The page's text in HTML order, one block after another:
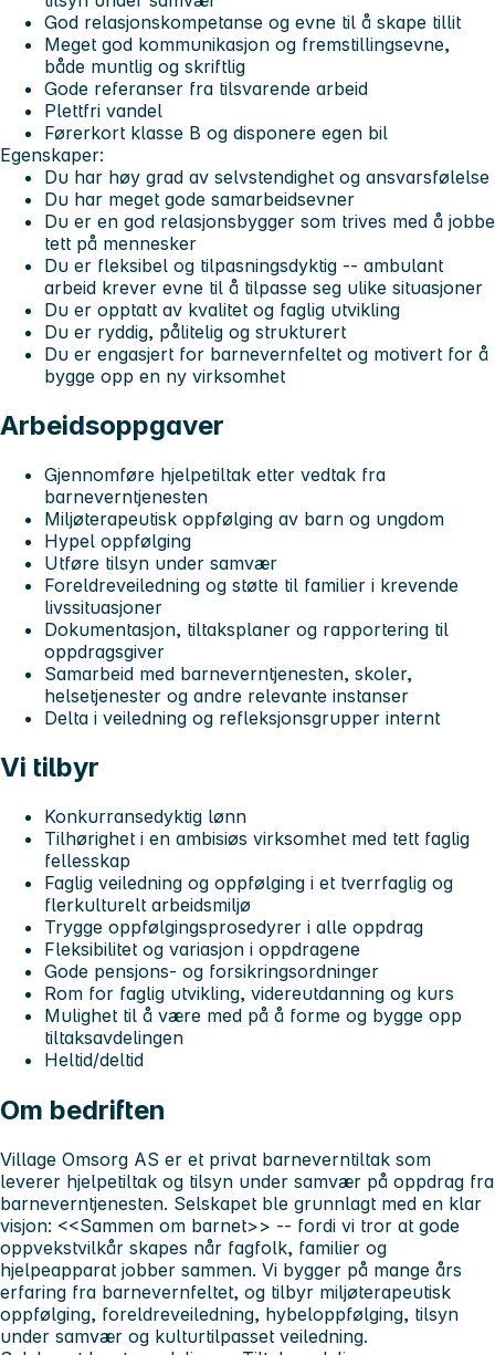
God relasjonskompetanse og evne til å skape tillit
Meget god kommunikasjon og fremstillingsevne,
både muntlig og skriftlig
Gode referanser fra tilsvarende arbeid
Plettfri vandel
Førerkort klasse B og disponere egen bil
Egenskaper:
Du har høy grad av selvstendighet og ansvarsfølelse
Du har meget gode samarbeidsevner
Du er en god relasjonsbygger som trives med å jobbe
tett på mennesker
Du er fleksibel og tilpasningsdyktig -- ambulant
arbeid krever evne til å tilpasse seg ulike situasjoner
Du er opptatt av kvalitet og faglig utvikling
Du er ryddig, pålitelig og strukturert
Du er engasjert for barnevernfeltet og motivert for å
bygge opp en ny virksomhet
Arbeidsoppgaver
Gjennomføre hjelpetiltak etter vedtak fra
barneverntjenesten
Miljøterapeutisk oppfølging av barn og ungdom
Hypel oppfølging
Utføre tilsyn under samvær
Foreldreveiledning og støtte til familier i krevende
livssituasjoner
Dokumentasjon, tiltaksplaner og rapportering til
oppdragsgiver
Samarbeid med barneverntjenesten, skoler,
helsetjenester og andre relevante instanser
Delta i veiledning og refleksjonsgrupper internt
Vi tilbyr
Konkurransedyktig lønn
Tilhørighet i en ambisiøs virksomhet med tett faglig
fellesskap
Faglig veiledning og oppfølging i et tverrfaglig og
flerkulturelt arbeidsmiljø
Trygge oppfølgingsprosedyrer i alle oppdrag
Fleksibilitet og variasjon i oppdragene
Gode pensjons- og forsikringsordninger
Rom for faglig utvikling, videreutdanning og kurs
Mulighet til å være med på å forme og bygge opp
tiltaksavdelingen
Heltid/deltid
Om bedriften
Village Omsorg AS er et privat barneverntiltak som
leverer hjelpetiltak og tilsyn under samvær på oppdrag fra
barneverntjenesten. Selskapet ble grunnlagt med en klar
visjon: <<Sammen om barnet>> -- fordi vi tror at gode
oppvekstvilkår skapes når fagfolk, familier og
hjelpeapparat jobber sammen. Vi bygger på mange års
erfaring fra barnevernfeltet, og tilbyr miljøterapeutisk
oppfølging, foreldreveiledning, hybeloppfølging, tilsyn
under samvær og kulturtilpasset veiledning.